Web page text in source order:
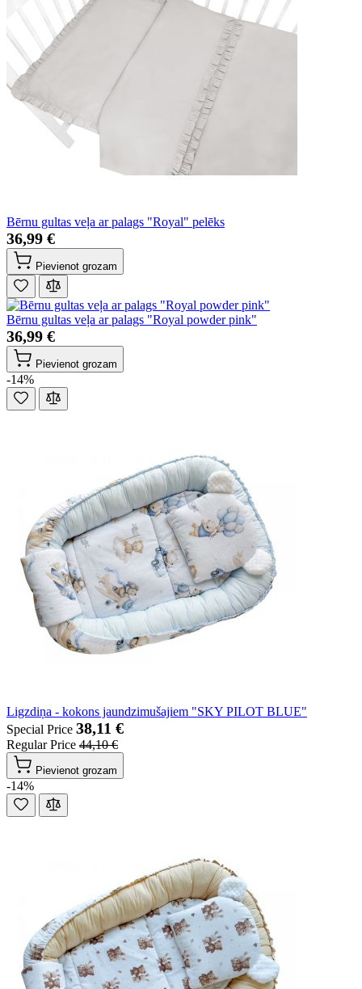
Bērnu gultas veļa ar palags "Royal" pelēks
36,99 €
Pievienot grozam
Bērnu gultas veļa ar palags "Royal powder pink"
36,99 €
Pievienot grozam
-14%
Ligzdiņa - kokons jaundzimušajiem "SKY PILOT BLUE"
Special Price 38,11 €
Regular Price 44,10 €
Pievienot grozam
-14%